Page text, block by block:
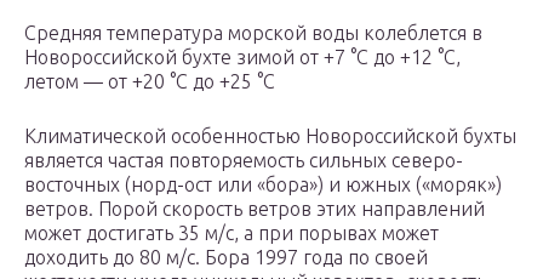
Средняя температура морской воды колеблется в
Новороссийской бухте зимой от +7 °C до +12 °C,
летом — от +20 °C до +25 °C
Климатической особенностью Новороссийской бухты
является частая повторяемость сильных северо-
восточных (норд-ост или «бора») и южных («моряк»)
ветров. Порой скорость ветров этих направлений
может достигать 35 м/с, а при порывах может
доходить до 80 м/с. Бора 1997 года по своей